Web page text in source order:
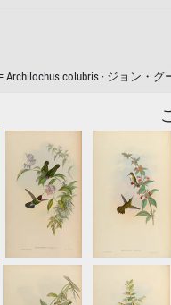
Archilochus colubris · ジョン